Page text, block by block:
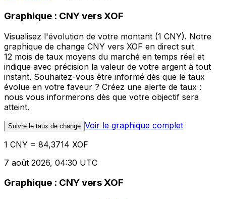
Graphique : CNY vers XOF
Visualisez l'évolution de votre montant (1 CNY). Notre
graphique de change CNY vers XOF en direct suit
12 mois de taux moyens du marché en temps réel et
indique avec précision la valeur de votre argent à tout
instant. Souhaitez-vous être informé dès que le taux
évolue en votre faveur ? Créez une alerte de taux :
nous vous informerons dès que votre objectif sera
atteint.
Suivre le taux de change Voir le graphique complet
1 CNY = 84,3714 XOF
7 août 2026, 04:30 UTC
Graphique : CNY vers XOF